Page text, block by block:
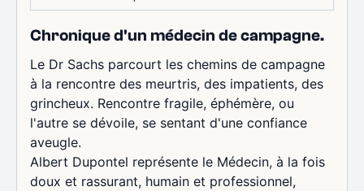
Chronique d'un médecin de campagne.
Le Dr Sachs parcourt les chemins de campagne
à la rencontre des meurtris, des impatients, des
grincheux. Rencontre fragile, éphémère, ou
l'autre se dévoile, se sentant d'une confiance
aveugle.
Albert Dupontel représente le Médecin, à la fois
doux et rassurant, humain et professionnel,